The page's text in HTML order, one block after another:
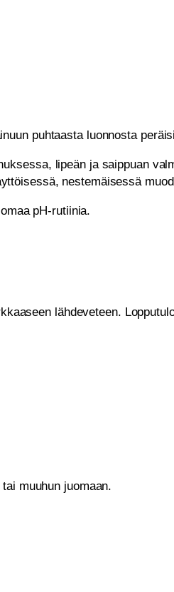
puhtaasta luonnosta
lipeän ja saippuan
nestemäisessä
pH-rutiinia.
lähdeveteen.
muuhun juomaan.